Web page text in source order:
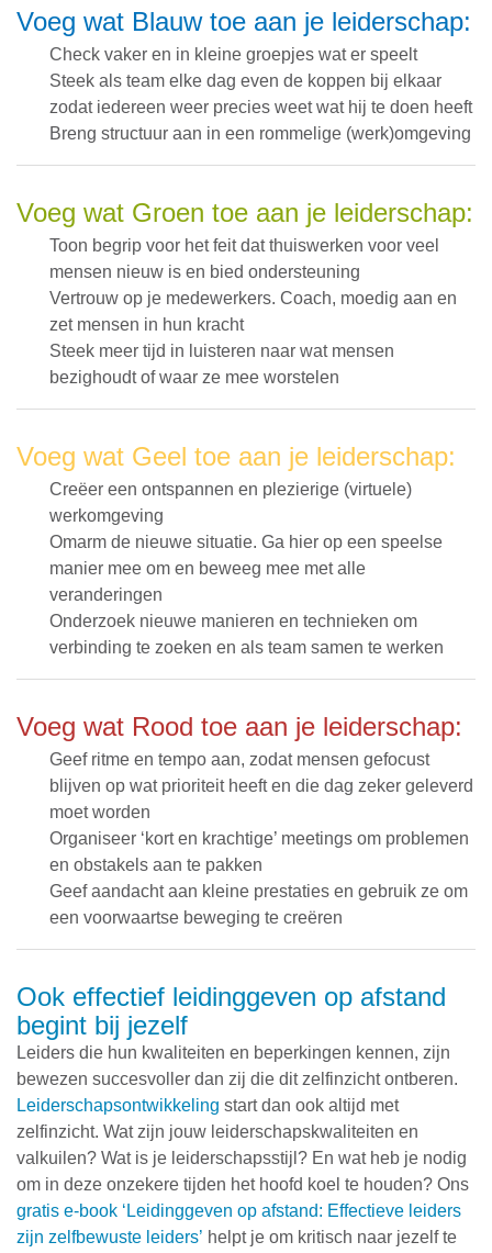
Voeg wat Blauw toe aan je leiderschap:
Check vaker en in kleine groepjes wat er speelt
Steek als team elke dag even de koppen bij elkaar
zodat iedereen weer precies weet wat hij te doen heeft
Breng structuur aan in een rommelige (werk)omgeving
Voeg wat Groen toe aan je leiderschap:
Toon begrip voor het feit dat thuiswerken voor veel
mensen nieuw is en bied ondersteuning
Vertrouw op je medewerkers. Coach, moedig aan en
zet mensen in hun kracht
Steek meer tijd in luisteren naar wat mensen
bezighoudt of waar ze mee worstelen
Voeg wat Geel toe aan je leiderschap:
Creëer een ontspannen en plezierige (virtuele)
werkomgeving
Omarm de nieuwe situatie. Ga hier op een speelse
manier mee om en beweeg mee met alle
veranderingen
Onderzoek nieuwe manieren en technieken om
verbinding te zoeken en als team samen te werken
Voeg wat Rood toe aan je leiderschap:
Geef ritme en tempo aan, zodat mensen gefocust
blijven op wat prioriteit heeft en die dag zeker geleverd
moet worden
Organiseer ‘kort en krachtige’ meetings om problemen
en obstakels aan te pakken
Geef aandacht aan kleine prestaties en gebruik ze om
een voorwaartse beweging te creëren
Ook effectief leidinggeven op afstand
begint bij jezelf
Leiders die hun kwaliteiten en beperkingen kennen, zijn
bewezen succesvoller dan zij die dit zelfinzicht ontberen.
Leiderschapsontwikkeling start dan ook altijd met
zelfinzicht. Wat zijn jouw leiderschapskwaliteiten en
valkuilen? Wat is je leiderschapsstijl? En wat heb je nodig
om in deze onzekere tijden het hoofd koel te houden? Ons
gratis e-book ‘Leidinggeven op afstand: Effectieve leiders
zijn zelfbewuste leiders’ helpt je om kritisch naar jezelf te